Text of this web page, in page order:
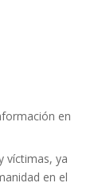
en
víctimas, ya
en el